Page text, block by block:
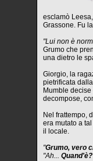
esclamò
Grassone. Fu
"Lui non è
Grumo che
una dietro le
Giorgio, la
pietrificata
Mumble
decompose,
Nel frattempo,
era mutato a
il locale.
"Grumo, vero
"Ah...